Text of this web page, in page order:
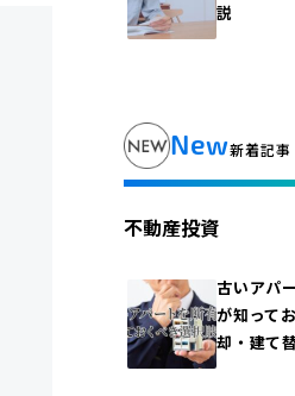
説
New新着記事
不動産投資
古いアパ
が知って
却・建て